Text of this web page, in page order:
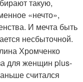
для женщин
такую,
«нечто»,
И мечта быть
несбыточной.
Хромченко
для женщин plus-
считался